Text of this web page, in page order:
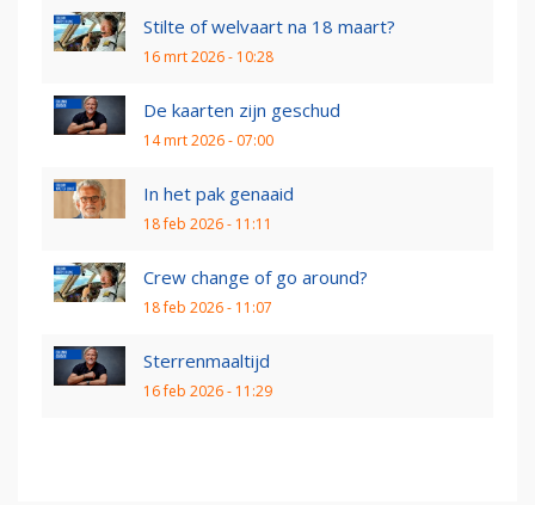
Stilte of welvaart na 18 maart?
16 mrt 2026 - 10:28
De kaarten zijn geschud
14 mrt 2026 - 07:00
In het pak genaaid
18 feb 2026 - 11:11
Crew change of go around?
18 feb 2026 - 11:07
Sterrenmaaltijd
16 feb 2026 - 11:29